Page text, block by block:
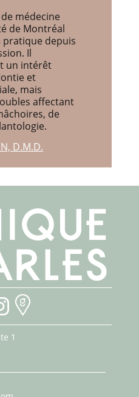
médecine
de Montréal
pratique depuis
Il
un intérêt
et
mais
affectant
de
D.M.D.
1